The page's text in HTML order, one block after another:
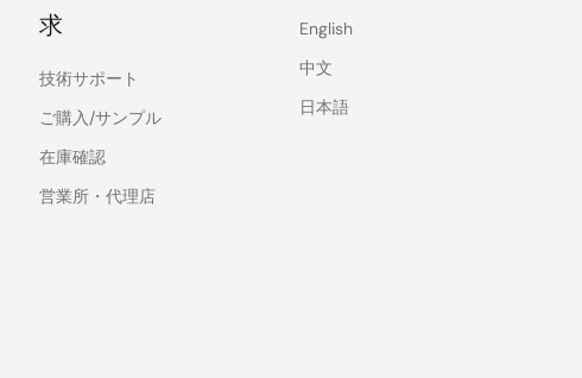
求
技術サポート
ご購入/サンプル
在庫確認
営業所・代理店
English
中文
日本語